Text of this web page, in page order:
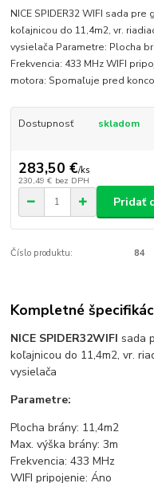
NICE SPIDER32 WIFI sada
koľajnicou do 11,4m2, vr.
vysielača Parametre: Plocha
Frekvencia: 433 MHz WIFI
motora: Spomaľuje pred
Dostupnosť skladom
283,50 €/ks
230,49 € bez DPH
Pridať
Číslo produktu: 84
Kompletné
NICE SPIDER32WIFI sada
koľajnicou do 11,4m2, vr.
vysielača
Parametre:
Plocha brány: 11,4m2
Max. výška brány: 3m
Frekvencia: 433 MHz
WIFI pripojenie: Áno